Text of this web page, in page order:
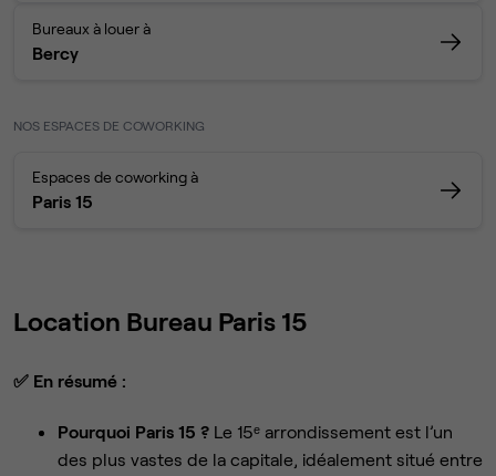
Bureaux à louer à
Bercy
NOS ESPACES DE COWORKING
Espaces de coworking à
Paris 15
Location Bureau Paris 15
✅ En résumé :
Pourquoi Paris 15 ? Le 15ᵉ arrondissement est l’un
des plus vastes de la capitale, idéalement situé entre